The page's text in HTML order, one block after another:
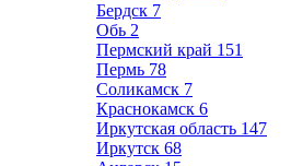
Бердск 7
Обь 2
Пермский край 151
Пермь 78
Соликамск 7
Краснокамск 6
Иркутская область 147
Иркутск 68